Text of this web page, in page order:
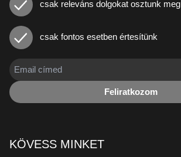
csak releváns dolgokat osztunk meg
csak fontos esetben értesítünk
Feliratkozom
KÖVESS MINKET